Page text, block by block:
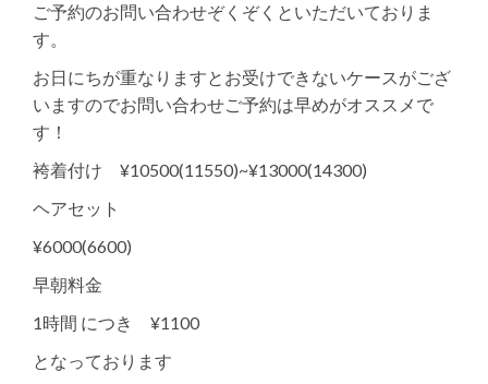
ご予約のお問い合わせぞくぞくといただいておりま
す。
お日にちが重なりますとお受けできないケースがござ
いますのでお問い合わせご予約は早めがオススメで
す！
袴着付け ¥10500(11550)~¥13000(14300)
ヘアセット
¥6000(6600)
早朝料金
1時間 につき ¥1100
となっております